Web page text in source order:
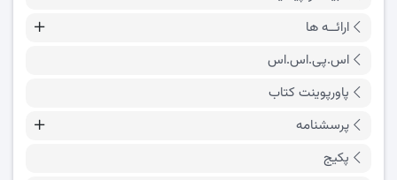
ارائــه ها
اس.پی.اس.اس
پاورپوینت کتاب
پرسشنامه
پکیج